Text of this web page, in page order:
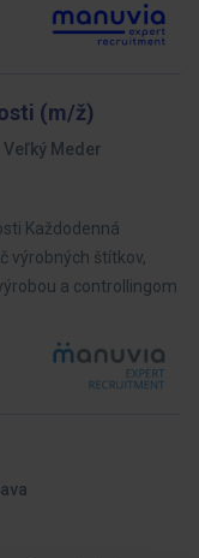
(m/ž)
Veľký Meder
Každodenná
výrobných štítkov,
a controllingom